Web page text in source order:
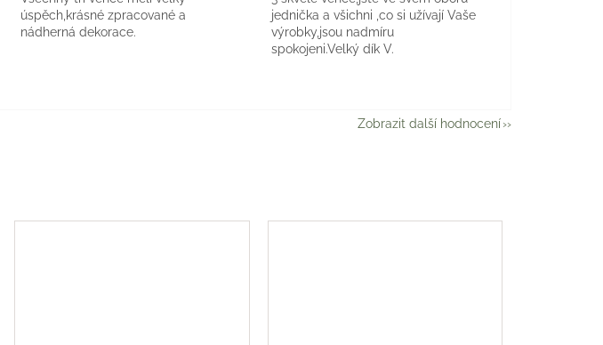
úspěch,krásné zpracované a
nádherná dekorace.
jednička a všichni ,co si užívají Vaše
výrobky,jsou nadmíru
spokojeni.Velký dík V.
Zobrazit další hodnocení